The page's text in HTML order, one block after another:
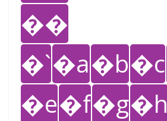
��
�`�a�b�c
�e�f�g�h